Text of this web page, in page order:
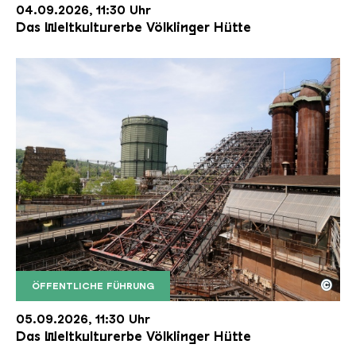
04.09.2026, 11:30 Uhr
Das Weltkulturerbe Völklinger Hütte
ÖFFENTLICHE FÜHRUNG
Der Erzschrägaufzug der Völklinger Hütte mit
Copyright: Weltkulturerbe Völklinger Hütte | Karl
©
05.09.2026, 11:30 Uhr
Das Weltkulturerbe Völklinger Hütte